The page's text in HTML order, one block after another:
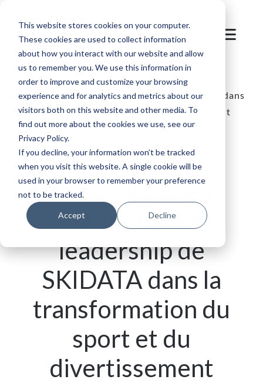
This website stores cookies on your computer.
These cookies are used to collect information
about how you interact with our website and allow
us to remember you. We use this information in
order to improve and customize your browsing
experience and for analytics and metrics about our
visitors both on this website and other media. To
find out more about the cookies we use, see our
Privacy Policy.
If you decline, your information won’t be tracked
when you visit this website. A single cookie will be
used in your browser to remember your preference
not to be tracked.
Accept Decline
Blog /Evénement /Le Leadership de SKIDATA dans
la Transformation du Sport et du Divertissement
Accueillons les
émotions : Le
leadership de
SKIDATA dans la
transformation du
sport et du
divertissement